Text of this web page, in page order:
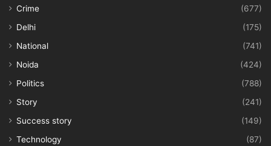
Crime
(677)
Delhi
(175)
National
(741)
Noida
(424)
Politics
(788)
Story
(241)
Success story
(149)
Technology
(87)